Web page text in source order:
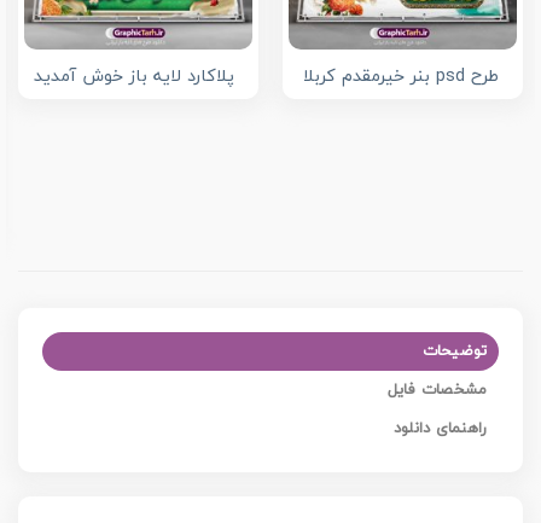
طرح psd بنر خیرمقدم کربلا پلاکارد لایه باز خوش آمدید
توضیحات
مشخصات فایل
راهنمای دانلود